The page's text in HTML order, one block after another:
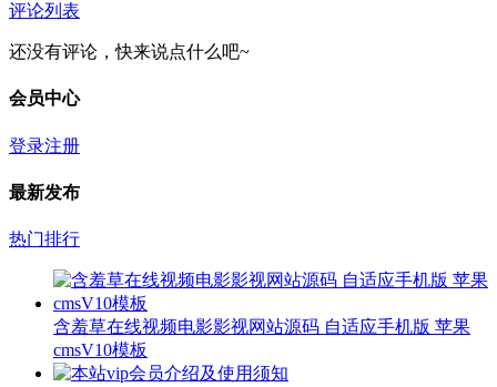
评论列表
还没有评论，快来说点什么吧~
会员中心
登录注册
最新发布
热门排行
含羞草在线视频电影影视网站源码 自适应手机版 苹果
cmsV10模板